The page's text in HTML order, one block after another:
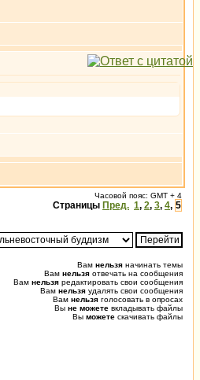
Часовой пояс: GMT + 4
Страницы Пред. 1, 2, 3, 4, 5
Вам нельзя начинать темы
Вам нельзя отвечать на сообщения
Вам нельзя редактировать свои сообщения
Вам нельзя удалять свои сообщения
Вам нельзя голосовать в опросах
Вы не можете вкладывать файлы
Вы можете скачивать файлы